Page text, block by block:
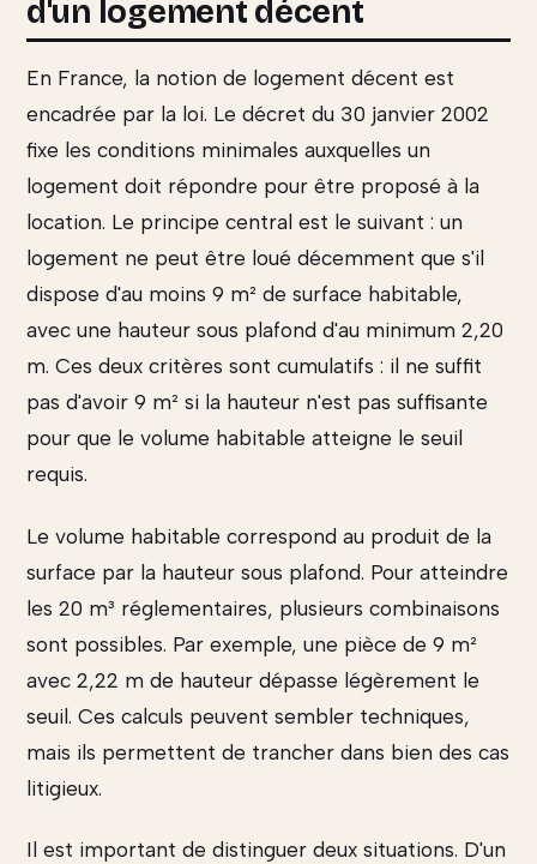
d'un logement décent
En France, la notion de logement décent est
encadrée par la loi. Le décret du 30 janvier 2002
fixe les conditions minimales auxquelles un
logement doit répondre pour être proposé à la
location. Le principe central est le suivant : un
logement ne peut être loué décemment que s'il
dispose d'au moins 9 m² de surface habitable,
avec une hauteur sous plafond d'au minimum 2,20
m. Ces deux critères sont cumulatifs : il ne suffit
pas d'avoir 9 m² si la hauteur n'est pas suffisante
pour que le volume habitable atteigne le seuil
requis.
Le volume habitable correspond au produit de la
surface par la hauteur sous plafond. Pour atteindre
les 20 m³ réglementaires, plusieurs combinaisons
sont possibles. Par exemple, une pièce de 9 m²
avec 2,22 m de hauteur dépasse légèrement le
seuil. Ces calculs peuvent sembler techniques,
mais ils permettent de trancher dans bien des cas
litigieux.
Il est important de distinguer deux situations. D'un